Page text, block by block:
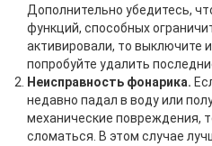
Дополнительно убедитесь,
функций, способных
активировали, то выключите
попробуйте удалить
Неисправность фонарика.
недавно падал в воду или
механические повреждения,
сломаться. В этом случае